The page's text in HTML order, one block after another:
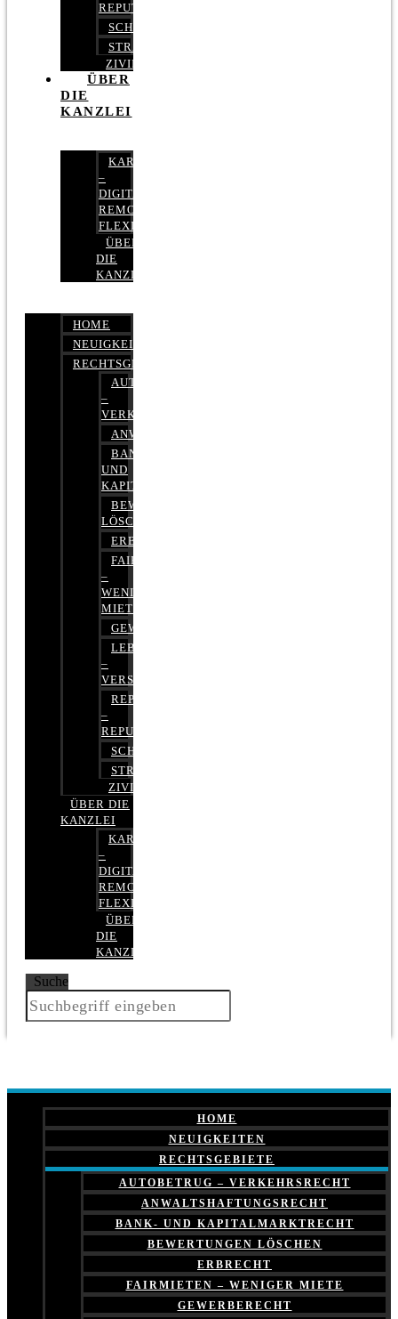
REPUTATIONSMANAGEMENT
SCHUFARECHT
STRAFRECHT
ZIVILRECHT
ÜBER
DIE
KANZLEI
KARRIERE
–
DIGITAL,
REMOTE,
FLEXIBEL
ÜBER
DIE
KANZLEI
HOME
NEUIGKEITEN
RECHTSGEBIETE
AUTOBETRUG
–
VERKEHRSRECHT
ANWALTSHAFTUNGSRECHT
BANK-
UND
KAPITALMARKTRECHT
BEWERTUNGEN
LÖSCHEN
ERBRECHT
FAIRMIETEN
–
WENIGER
MIETE
GEWERBERECHT
LEBENSVERSICHERUNG
–
VERSICHERUNGSRECHT
REPUTATIONSRECHT
–
REPUTATIONSMANAGEMENT
SCHUFARECHT
STRAFRECHT
ZIVILRECHT
ÜBER DIE
KANZLEI
KARRIERE
–
DIGITAL,
REMOTE,
FLEXIBEL
ÜBER
DIE
KANZLEI
Suche
HOME
NEUIGKEITEN
RECHTSGEBIETE
AUTOBETRUG – VERKEHRSRECHT
ANWALTSHAFTUNGSRECHT
BANK- UND KAPITALMARKTRECHT
BEWERTUNGEN LÖSCHEN
ERBRECHT
FAIRMIETEN – WENIGER MIETE
GEWERBERECHT